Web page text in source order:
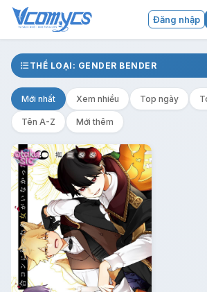
Đăng nhập
THỂ LOẠI: GENDER BENDER
Mới nhất Xem nhiều Top ngày
Tên A-Z Mới thêm